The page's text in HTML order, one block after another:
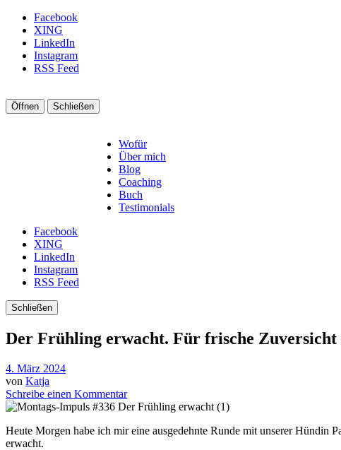
Facebook
XING
LinkedIn
Instagram
RSS Feed
Öffnen Schließen
Wofür
Über mich
Blog
Coaching
Buch
Testimonials
Facebook
XING
LinkedIn
Instagram
RSS Feed
Schließen
Der Frühling erwacht. Für frische
4. März 2024
von Katja
Schreibe einen Kommentar
Heute Morgen habe ich mir eine ausgedehnte Runde mit unserer Hündin
erwacht.